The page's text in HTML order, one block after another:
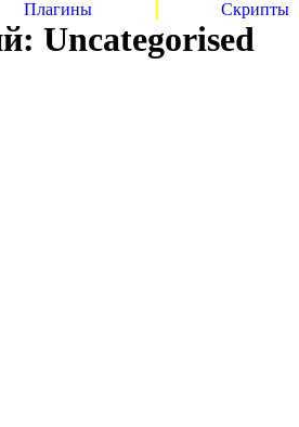
Плагины Скрипты
Uncategorised